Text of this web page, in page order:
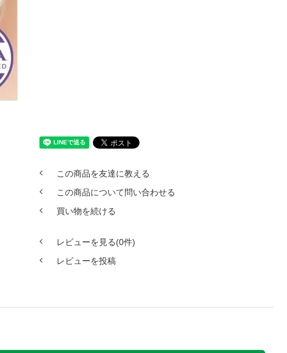
この商品を友達に教える
この商品について問い合わせる
買い物を続ける
レビューを見る(0件)
レビューを投稿